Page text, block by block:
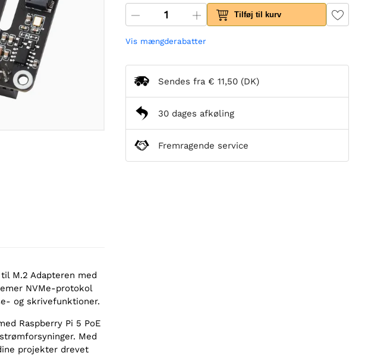
M.2 Adapteren med
NVMe-protokol
og skrivefunktioner.
Raspberry Pi 5 PoE
Med
projekter drevet
Tilføj til kurv
Vis mængderabatter
Sendes fra € 11,50 (DK)
30 dages afkøling
Fremragende service